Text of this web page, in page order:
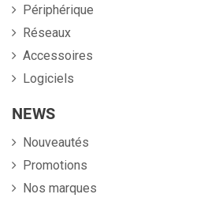
Périphérique
Réseaux
Accessoires
Logiciels
NEWS
Nouveautés
Promotions
Nos marques